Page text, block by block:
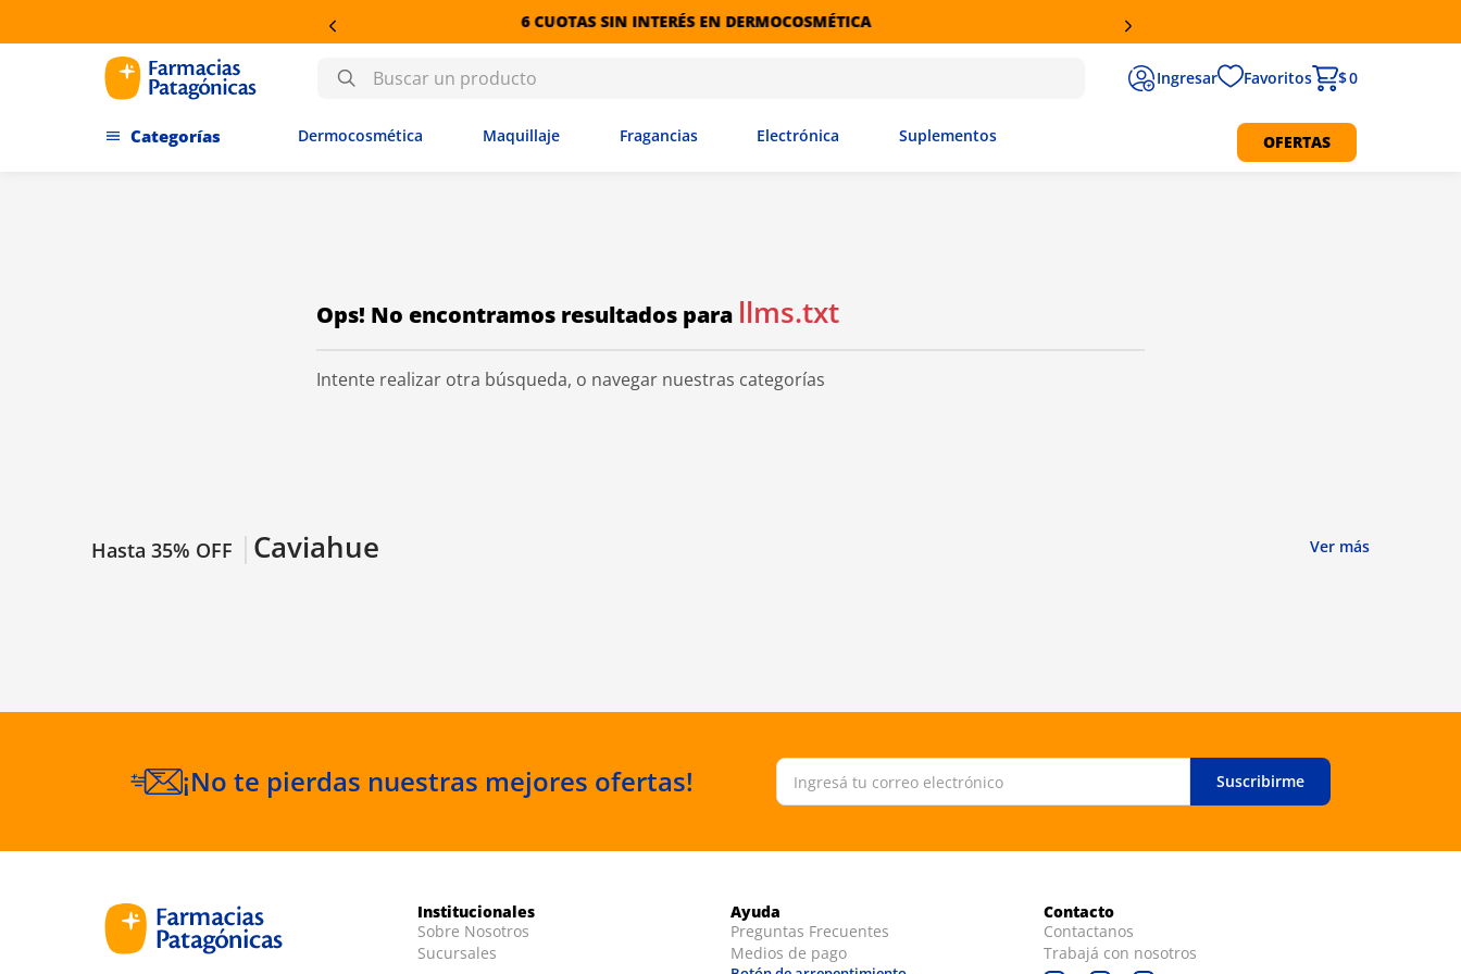
CUOTAS SIN INTERÉS EN DERMOCOSMÉTICA RETIRO GRATIS EN SUCURSALES
Buscar un producto Favoritos $ 0
Dermocosmética Maquillaje Fragancias Electrónica Suplementos OFERTAS
llms.txt
Intente realizar otra búsqueda, o navegar nuestras categorías
Hasta 35% OFF Caviahue Ver más
¡No te pierdas nuestras mejores ofertas! Suscribirme
Institucionales
Sobre Nosotros
Sucursales
Ayuda
Preguntas Frecuentes
Medios de pago
Contacto
Contactanos
Trabajá con nosotros